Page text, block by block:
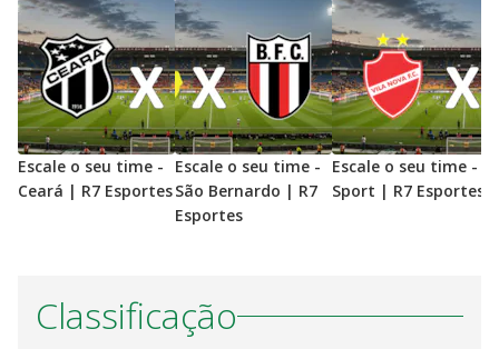
Escale o seu time -
Ceará | R7 Esportes
Escale o seu time -
São Bernardo | R7
Esportes
Escale o seu time -
Sport | R7 Esportes
Classificação